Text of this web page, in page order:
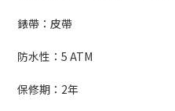
錶帶：皮帶
防水性：5 ATM
保修期： 2年